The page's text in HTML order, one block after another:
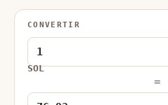
CONVERTIR
SOL
=